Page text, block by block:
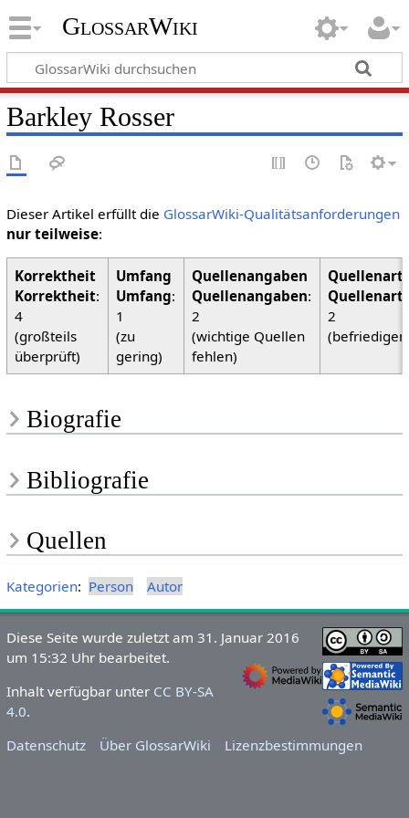
GlossarWiki
Barkley Rosser
Dieser Artikel erfüllt die GlossarWiki-Qualitätsanforderungen
nur teilweise:
Korrektheit:
4
(großteils
überprüft)
Umfang:
1
(zu
gering)
Quellenangaben:
2
(wichtige Quellen
fehlen)
2
Biografie
Bibliografie
Quellen
Kategorien: Person Autor
Diese Seite wurde zuletzt am 31. Januar 2016
um 15:32 Uhr bearbeitet.
Inhalt verfügbar unter CC BY-SA
4.0.
Datenschutz
Über GlossarWiki Lizenzbestimmungen